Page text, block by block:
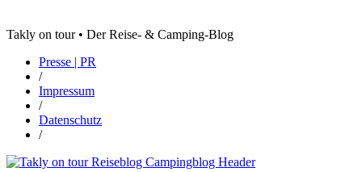
Takly on tour • Der Reise- & Camping-Blog
Presse | PR
/
Impressum
/
Datenschutz
/